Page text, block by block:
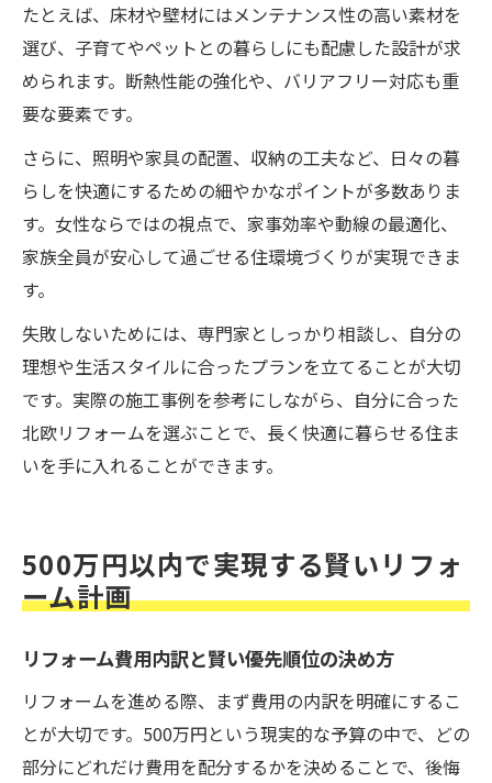
たとえば、床材や壁材にはメンテナンス性の高い素材を
選び、子育てやペットとの暮らしにも配慮した設計が求
められます。断熱性能の強化や、バリアフリー対応も重
要な要素です。
さらに、照明や家具の配置、収納の工夫など、日々の暮
らしを快適にするための細やかなポイントが多数ありま
す。女性ならではの視点で、家事効率や動線の最適化、
家族全員が安心して過ごせる住環境づくりが実現できま
す。
失敗しないためには、専門家としっかり相談し、自分の
理想や生活スタイルに合ったプランを立てることが大切
です。実際の施工事例を参考にしながら、自分に合った
北欧リフォームを選ぶことで、長く快適に暮らせる住ま
いを手に入れることができます。
500万円以内で実現する賢いリフォ
ーム計画
リフォーム費用内訳と賢い優先順位の決め方
リフォームを進める際、まず費用の内訳を明確にするこ
とが大切です。500万円という現実的な予算の中で、どの
部分にどれだけ費用を配分するかを決めることで、後悔